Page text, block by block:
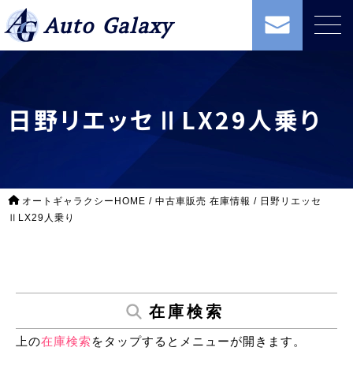
Auto Galaxy
日野リエッセⅡLX29人乗り
オートギャラクシーHOME / 中古車販売 在庫情報 / 日野リエッセ
ⅡLX29人乗り
在庫検索
上の在庫検索をタップするとメニューが開きます。